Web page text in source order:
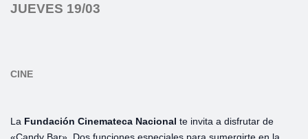
JUEVES 19/03
CINE
La Fundación Cinemateca Nacional te invita a disfrutar de
«Candy Bar». Dos funciones especiales para sumergirte en la